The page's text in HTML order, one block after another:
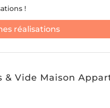
!
réalisations
& Vide Maison